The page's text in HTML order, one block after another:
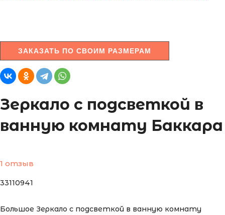
ЗАКАЗАТЬ ПО СВОИМ РАЗМЕРАМ
Зеркало с подсветкой в
ванную комнату Баккара
1 отзыв
33110941
Большое Зеркало с подсветкой в ванную комнату